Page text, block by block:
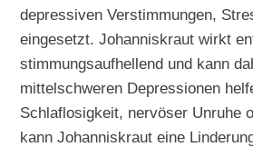
depressiven Verstimmungen,
eingesetzt. Johanniskraut wirkt
stimmungsaufhellend und kann
mittelschweren Depressionen
Schlaflosigkeit, nervöser Unruhe
kann Johanniskraut eine